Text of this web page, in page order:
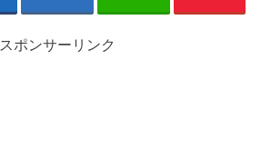
スポンサーリンク